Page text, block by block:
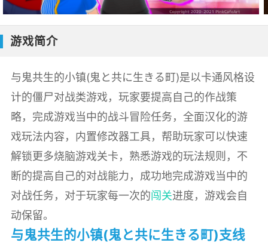
游戏简介
与鬼共生的小镇(鬼と共に生きる町)是以卡通风格设
计的僵尸对战类游戏，玩家要提高自己的作战策
略，完成游戏当中的战斗冒险任务，全面汉化的游
戏玩法内容，内置修改器工具，帮助玩家可以快速
解锁更多烧脑游戏关卡，熟悉游戏的玩法规则，不
断的提高自己的对战能力，成功地完成游戏当中的
对战任务，对于玩家每一次的闯关进度，游戏会自
动保留。
与鬼共生的小镇(鬼と共に生きる町)支线